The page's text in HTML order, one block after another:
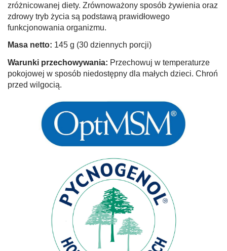
zróżnicowanej diety. Zrównoważony sposób żywienia oraz
zdrowy tryb życia są podstawą prawidłowego
funkcjonowania organizmu.
Masa netto: 145 g (30 dziennych porcji)
Warunki przechowywania: Przechowuj w temperaturze
pokojowej w sposób niedostępny dla małych dzieci. Chroń
przed wilgocią.